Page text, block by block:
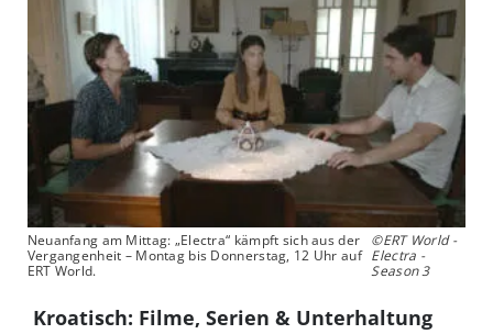
Neuanfang am Mittag: „Electra“ kämpft sich aus der
Vergangenheit – Montag bis Donnerstag, 12 Uhr auf
ERT World.
©ERT World -
Electra -
Season 3
Kroatisch: Filme, Serien & Unterhaltung